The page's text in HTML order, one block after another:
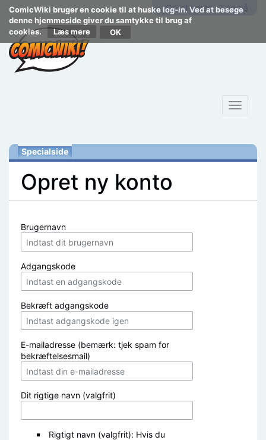
ComicWiki bruger en cookie til at huske log-in. Ved at besøge
denne hjemmeside giver du samtykke til brug af
cookies.
Læs mere
Opret konto Log på
Toggle
Specialside
Opret ny konto
Brugernavn
Adgangskode
Bekræft adgangskode
E-mailadresse (bemærk: tjek spam for
bekræftelsesmail)
Dit rigtige navn (valgfrit)
Rigtigt navn (valgfrit): Hvis du